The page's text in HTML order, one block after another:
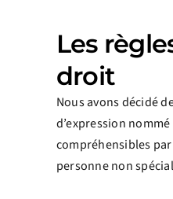
Les
droit
Nous avons décidé
d’expression
compréhensibles
personne non